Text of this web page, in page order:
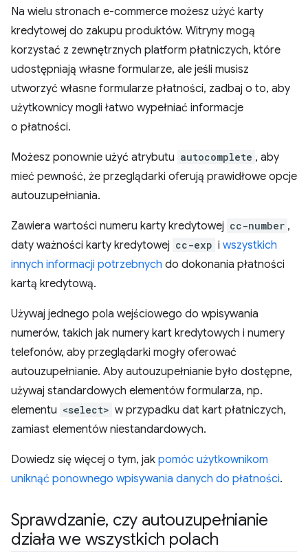
Na wielu stronach e-commerce możesz użyć karty
kredytowej do zakupu produktów. Witryny mogą
korzystać z zewnętrznych platform płatniczych, które
udostępniają własne formularze, ale jeśli musisz
utworzyć własne formularze płatności, zadbaj o to, aby
użytkownicy mogli łatwo wypełniać informacje
o płatności.
Możesz ponownie użyć atrybutu autocomplete , aby
mieć pewność, że przeglądarki oferują prawidłowe opcje
autouzupełniania.
Zawiera wartości numeru karty kredytowej cc-number ,
daty ważności karty kredytowej cc-exp i wszystkich
innych informacji potrzebnych do dokonania płatności
kartą kredytową.
Używaj jednego pola wejściowego do wpisywania
numerów, takich jak numery kart kredytowych i numery
telefonów, aby przeglądarki mogły oferować
autouzupełnianie. Aby autouzupełnianie było dostępne,
używaj standardowych elementów formularza, np.
elementu <select> w przypadku dat kart płatniczych,
zamiast elementów niestandardowych.
Dowiedz się więcej o tym, jak pomóc użytkownikom
uniknąć ponownego wpisywania danych do płatności.
Sprawdzanie, czy autouzupełnianie
działa we wszystkich polach